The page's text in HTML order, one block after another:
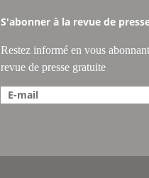
S'abonner à la revue de
Restez informé en vous
revue de presse gratuite